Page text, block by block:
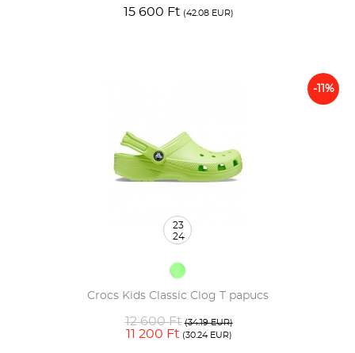
15 600 Ft (42.08 EUR)
-11%
Crocs Kids Classic Clog T papucs
12 600 Ft (34.19 EUR)
11 200 Ft (30.24 EUR)
23
24